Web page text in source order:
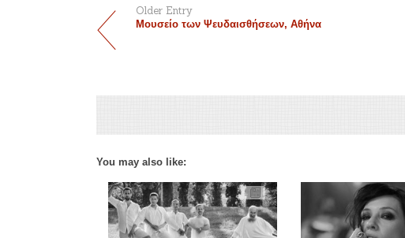
Older Entry
Μουσείο των Ψευδαισθήσεων, Αθήνα
You may also like: